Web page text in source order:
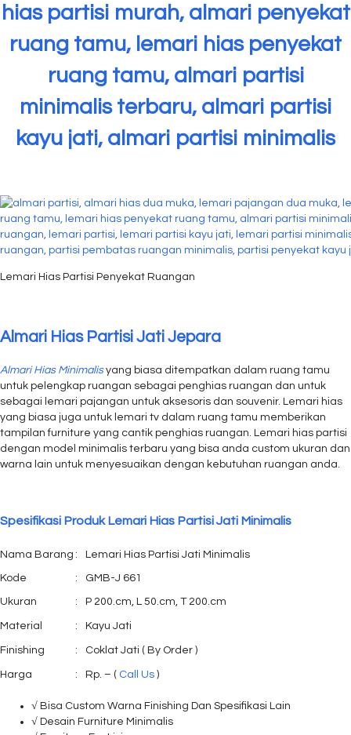
hias partisi murah, almari penyekat
ruang tamu, lemari hias penyekat
ruang tamu, almari partisi
minimalis terbaru, almari partisi
kayu jati, almari partisi minimalis
Lemari Hias Partisi Penyekat Ruangan
Almari Hias Partisi Jati Jepara
Almari Hias Minimalisyang biasa ditempatkan dalam ruang tamu
untuk pelengkap ruangan sebagai penghias ruangan dan untuk
sebagai lemari pajangan untuk aksesoris dan souvenir. Lemari hias
yang biasa juga untuk lemari tv dalam ruang tamu memberikan
tampilan furniture yang cantik penghias ruangan. Lemari hias partisi
dengan model minimalis terbaru yang bisa anda custom ukuran dan
warna lain untuk menyesuaikan dengan kebutuhan ruangan anda.
Spesifikasi Produk Lemari Hias Partisi Jati Minimalis
Nama Barang : Lemari Hias Partisi Jati Minimalis
Kode : GMB-J 661
Ukuran : P 200.cm, L 50.cm, T 200.cm
Material : Kayu Jati
Finishing : Coklat Jati ( By Order )
Harga : Rp. – ( Call Us )
√ Bisa Custom Warna Finishing Dan Spesifikasi Lain
√ Desain Furniture Minimalis